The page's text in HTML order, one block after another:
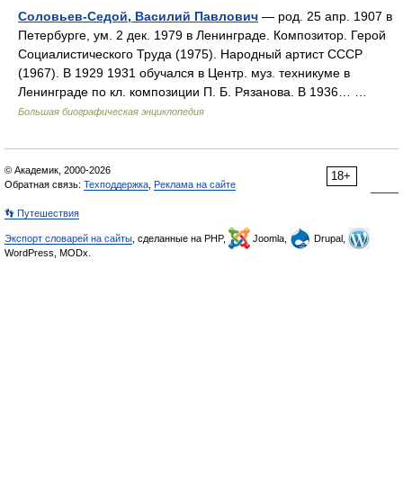
Соловьев-Седой, Василий Павлович — род. 25 апр. 1907 в
Петербурге, ум. 2 дек. 1979 в Ленинграде. Композитор. Герой
Социалистического Труда (1975). Народный артист СССР
(1967). В 1929 1931 обучался в Центр. муз. техникуме в
Ленинграде по кл. композиции П. Б. Рязанова. В 1936… …
Большая биографическая энциклопедия
18+
© Академик, 2000-2026
Обратная связь: Техподдержка Реклама на сайте
👣 Путешествия
Экспорт словарей на сайты , сделанные на PHP, Joomla,
Drupal,
WordPress, MODx.